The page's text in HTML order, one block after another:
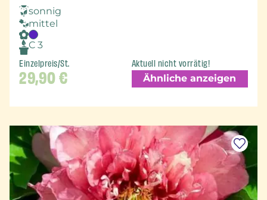
sonnig
mittel
C 3
Einzelpreis/St.
29,90€
Aktuell nicht vorrätig!
Ähnliche anzeigen